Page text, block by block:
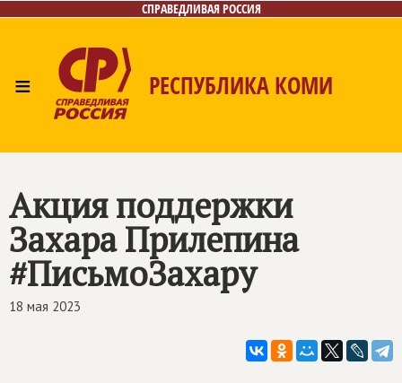
СПРАВЕДЛИВАЯ РОССИЯ
≡ РЕСПУБЛИКА КОМИ
Акция поддержки
Захара Прилепина
#ПисьмоЗахару
18 мая 2023